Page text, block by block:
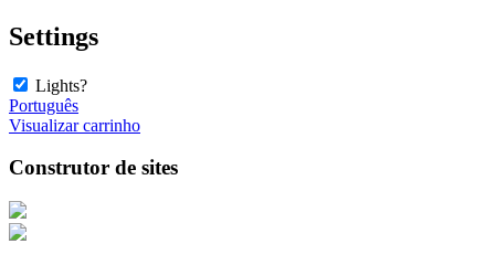
Settings
Lights?
Português
Visualizar carrinho
Construtor de sites